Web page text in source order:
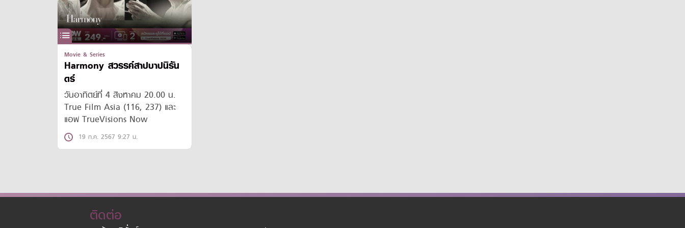
Movie & Series
Harmony สวรรค์สาปบาปนิรัน
ดร์
วันอาทิตย์ที่ 4 สิงหาคม 20.00 น.
True Film Asia (116, 237) และ
แอพ TrueVisions Now
19 ก.ค. 2567 9:27 น.
ติดต่อ